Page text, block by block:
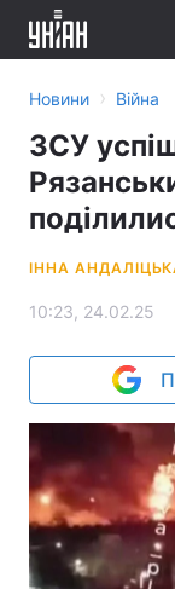
Новини › Війна
ЗСУ
ІННА
10:23, 24.02.25